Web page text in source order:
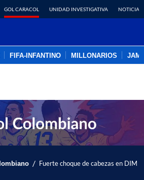
GOL CARACOL UNIDAD INVESTIGATIVA NOTICIAS
FIFA-INFANTINO MILLONARIOS
/ Fuerte choque de cabezas en DIM